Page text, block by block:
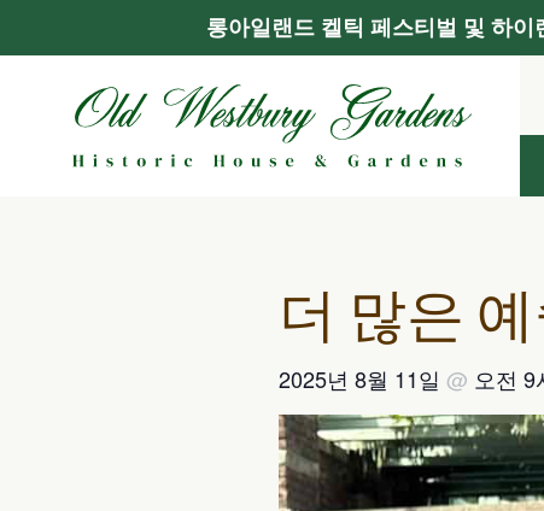
더 많은
2025년 8월 11일 @ 오전 9
롱아일랜드 켈틱 페스티벌 및 하